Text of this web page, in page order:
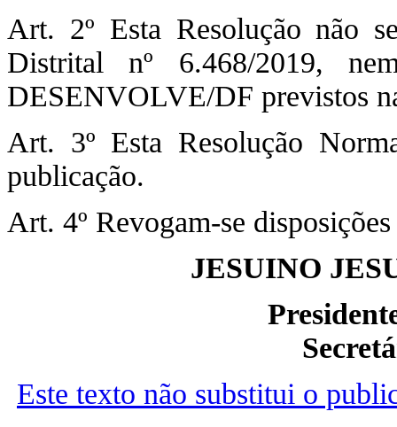
Art. 2º Esta Resolução não
Distrital nº 6.468/2019,
DESENVOLVE/DF previstos
Art. 3º Esta Resolução
publicação.
Art. 4º Revogam-se
JESUINO
Este texto não substitui o